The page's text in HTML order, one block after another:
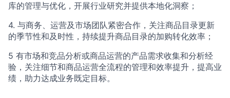
库的管理与优化，开展行业研究并提供本地化洞察；
4. 与商务、运营及市场团队紧密合作，关注商品目录更新
的季节性和及时性，持续提升商品目录的加购转化效率；
5 有市场和竞品分析或商品运营的产品需求收集和分析经
验，关注细节和商品运营全流程的管理和效率提升，提高业
绩，助力达成业务既定目标。